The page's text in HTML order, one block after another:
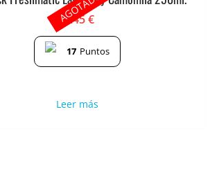
3.45€
17 Puntos
Leer más